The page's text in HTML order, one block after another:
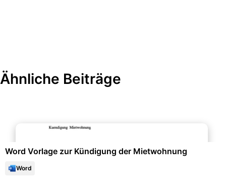
Ähnliche Beiträge
Word Vorlage zur Kündigung der Mietwohnung
Word